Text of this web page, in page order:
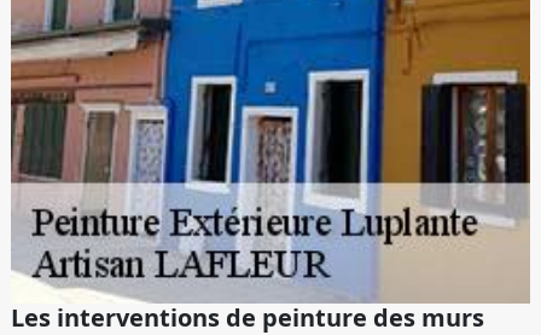
Les interventions de peinture des murs